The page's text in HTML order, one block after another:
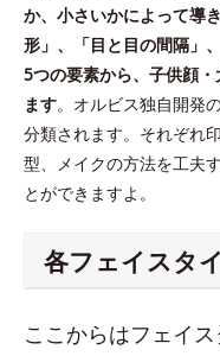
か、小さいかによって導
形」、「目と目の間隔」
5つの要素から、子供顔
ます。オルビス独自開発
分類されます。それぞれ
型、メイクの方法を工夫
とができますよ。
各フェイスタ
ここからはフェイ